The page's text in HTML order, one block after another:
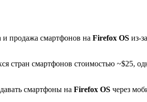
и продажа смартфонов на Firefox OS из-
стран смартфонов стоимостью ~$25,
смартфоны на Firefox OS через